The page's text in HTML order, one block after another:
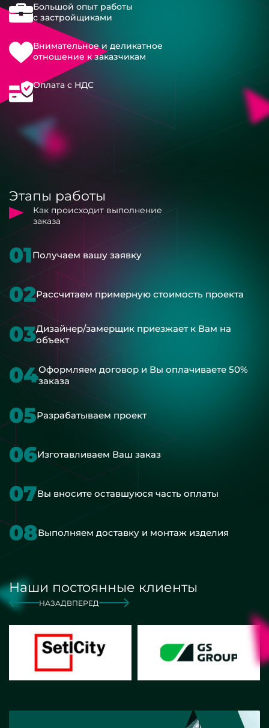
Большой опыт работы
с застройщиками
Внимательное и деликатное
отношение к заказчикам
Оплата с НДС
Этапы работы
Как происходит выполнение
заказа
01Получаем вашу заявку
02Рассчитаем примерную стоимость проекта
03Дизайнер/замерщик приезжает к Вам на
объект
04Оформляем договор и Вы оплачиваете 50%
заказа
05Разрабатываем проект
06Изготавливаем Ваш заказ
07Вы вносите оставшуюся часть оплаты
08Выполняем доставку и монтаж изделия
Наши постоянные клиенты
НАЗАД ВПЕРЕД